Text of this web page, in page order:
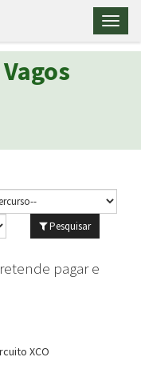
Pesquisar
pagar e
XCO